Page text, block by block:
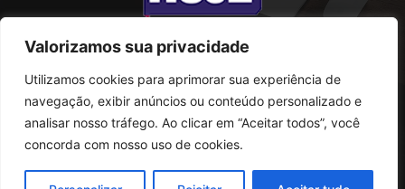
Valorizamos sua privacidade
Utilizamos cookies para aprimorar sua experiência de
navegação, exibir anúncios ou conteúdo personalizado e
analisar nosso tráfego. Ao clicar em “Aceitar todos”, você
concorda com nosso uso de cookies.
SOBRE NÓS
Rua Conselheiro Antonio Prado, 121
CEP: 07095-180